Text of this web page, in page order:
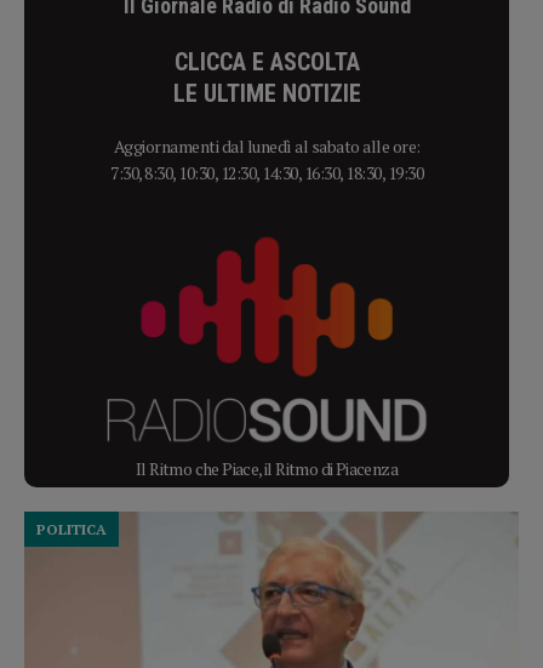
Il Giornale Radio di Radio Sound
CLICCA E ASCOLTA
LE ULTIME NOTIZIE
Aggiornamenti dal lunedì al sabato alle ore:
7:30, 8:30, 10:30, 12:30, 14:30, 16:30, 18:30, 19:30
Il Ritmo che Piace, il Ritmo di Piacenza
POLITICA